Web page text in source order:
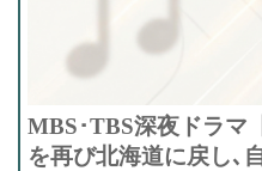
MBS･TBS深夜ドラマ
を再び北海道に戻し､